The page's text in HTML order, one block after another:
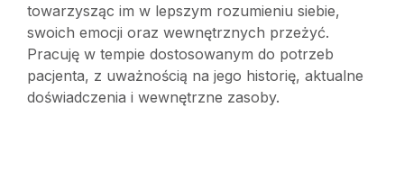
towarzysząc im w lepszym rozumieniu siebie,
swoich emocji oraz wewnętrznych przeżyć.
Pracuję w tempie dostosowanym do potrzeb
pacjenta, z uważnością na jego historię, aktualne
doświadczenia i wewnętrzne zasoby.